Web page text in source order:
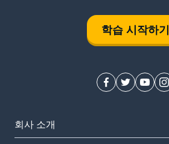
학습 시작하기
회사 소개